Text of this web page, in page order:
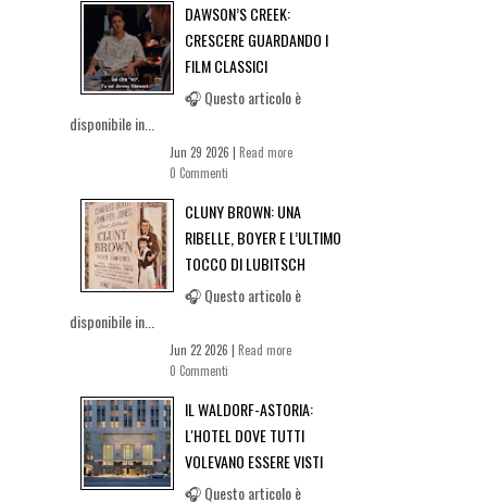
DAWSON’S CREEK:
CRESCERE GUARDANDO I
FILM CLASSICI
🎧 Questo articolo è
disponibile in...
Jun 29 2026 | Read more
0 Commenti
CLUNY BROWN: UNA
RIBELLE, BOYER E L’ULTIMO
TOCCO DI LUBITSCH
🎧 Questo articolo è
disponibile in...
Jun 22 2026 | Read more
0 Commenti
IL WALDORF-ASTORIA:
L'HOTEL DOVE TUTTI
VOLEVANO ESSERE VISTI
🎧 Questo articolo è